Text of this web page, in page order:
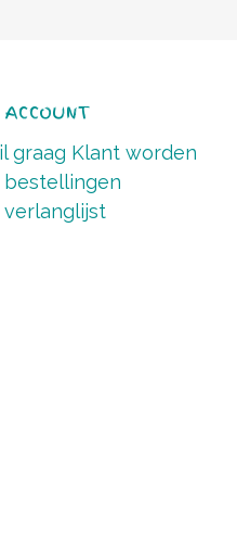
ACCOUNT
graag Klant worden
bestellingen
verlanglijst